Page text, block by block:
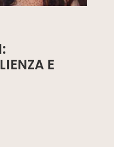
E